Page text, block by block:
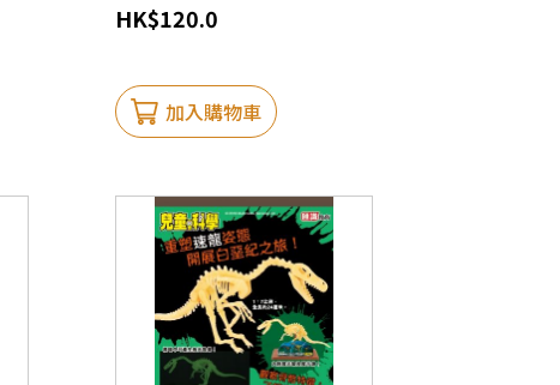
HK$120.0
加入購物車